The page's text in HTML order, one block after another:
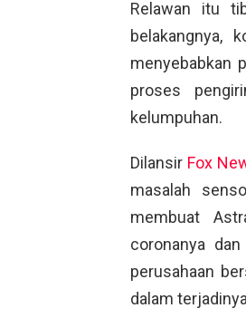
Relawan itu
belakangnya,
menyebabkan
proses
kelumpuhan.
Dilansir Fox
masalah
membuat
coronanya
perusahaan
dalam